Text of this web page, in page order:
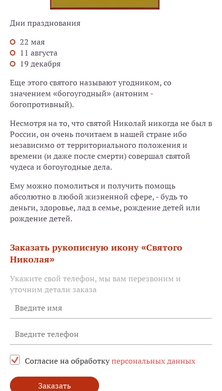
Дни празднования
22 мая
11 августа
19 декабря
Еще этого святого называют угодником, со
значением «богоугодный» (антоним -
богопротивный).
Несмотря на то, что святой Николай никогда не был в
России, он очень почитаем в нашей стране ибо
независимо от территориального положения и
времени (и даже после смерти) совершал святой
чудеса и богоугодные дела.
Ему можно помолиться и получить помощь
абсолютно в любой жизненной сфере, - будь то
деньги, здоровье, лад в семье, рождение детей или
рождение детей.
Заказать рукописную икону «Святого
Николая»
Укажите свой телефон, мы вам перезвоним и
уточним детали заказа
Согласие на обработкуперсональных данных
Заказать